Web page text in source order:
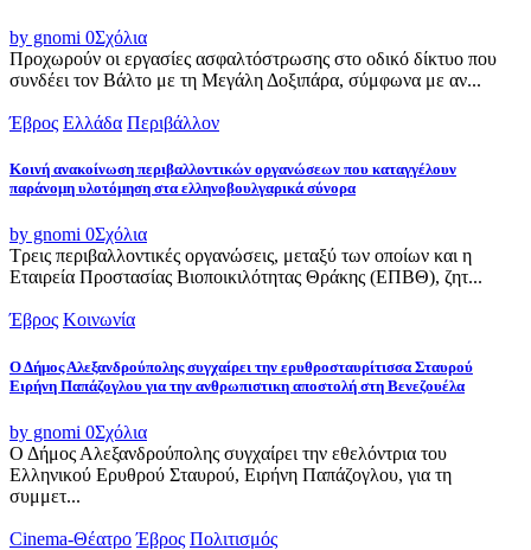
by gnomi 0Σχόλια
Προχωρούν οι εργασίες ασφαλτόστρωσης στο οδικό δίκτυο που
συνδέει τον Βάλτο με τη Μεγάλη Δοξιπάρα, σύμφωνα με αν...
Έβρος Ελλάδα Περιβάλλον
Κοινή ανακοίνωση περιβαλλοντικών οργανώσεων που καταγγέλουν
παράνομη υλοτόμηση στα ελληνοβουλγαρικά σύνορα
by gnomi 0Σχόλια
Τρεις περιβαλλοντικές οργανώσεις, μεταξύ των οποίων και η
Εταιρεία Προστασίας Βιοποικιλότητας Θράκης (ΕΠΒΘ), ζητ...
Έβρος Κοινωνία
Ο Δήμος Αλεξανδρούπολης συγχαίρει την ερυθροσταυρίτισσα Σταυρού
Ειρήνη Παπάζογλου για την ανθρωπιστικη αποστολή στη Βενεζουέλα
by gnomi 0Σχόλια
Ο Δήμος Αλεξανδρούπολης συγχαίρει την εθελόντρια του
Ελληνικού Ερυθρού Σταυρού, Ειρήνη Παπάζογλου, για τη
συμμετ...
Cinema-Θέατρο Έβρος Πολιτισμός